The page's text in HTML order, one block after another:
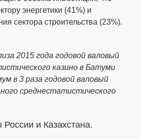
энергетики (41%) и
сектора строительства (23%).
2015 года годовой валовый
казино в Батуми
в 3 раза годовой валовый
среднестатистического
и Казахстана.